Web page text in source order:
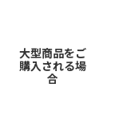
大型商品をご
購入される場
合